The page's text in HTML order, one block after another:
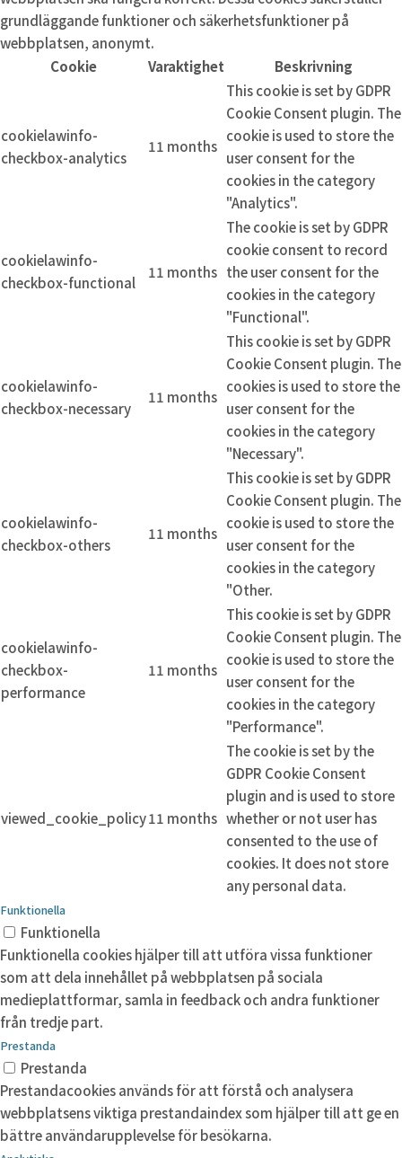
grundläggande funktioner och säkerhetsfunktioner på
webbplatsen, anonymt.
Cookie
Varaktighet Beskrivning
cookielawinfo-
checkbox-analytics
11 months
This cookie is set by GDPR
Cookie Consent plugin. The
cookie is used to store the
user consent for the
cookies in the category
"Analytics".
cookielawinfo-
checkbox-functional
11 months
The cookie is set by GDPR
cookie consent to record
the user consent for the
cookies in the category
"Functional".
cookielawinfo-
checkbox-necessary
11 months
This cookie is set by GDPR
Cookie Consent plugin. The
cookies is used to store the
user consent for the
cookies in the category
"Necessary".
cookielawinfo-
checkbox-others
11 months
This cookie is set by GDPR
Cookie Consent plugin. The
cookie is used to store the
user consent for the
cookies in the category
"Other.
cookielawinfo-
checkbox-
performance
11 months
This cookie is set by GDPR
Cookie Consent plugin. The
cookie is used to store the
user consent for the
cookies in the category
"Performance".
viewed_cookie_policy11 months
The cookie is set by the
GDPR Cookie Consent
plugin and is used to store
whether or not user has
consented to the use of
cookies. It does not store
any personal data.
Funktionella
Funktionella
Funktionella cookies hjälper till att utföra vissa funktioner
som att dela innehållet på webbplatsen på sociala
medieplattformar, samla in feedback och andra funktioner
från tredje part.
Prestanda
Prestanda
Prestandacookies används för att förstå och analysera
webbplatsens viktiga prestandaindex som hjälper till att ge en
bättre användarupplevelse för besökarna.